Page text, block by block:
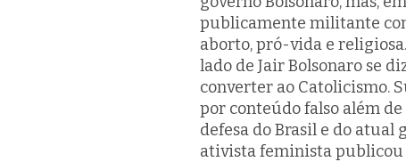
publicamente militante
aborto, pró-vida e
lado de Jair Bolsonaro se
converter ao Catolicismo.
por conteúdo falso além
defesa do Brasil e do atual
ativista feminista publicou